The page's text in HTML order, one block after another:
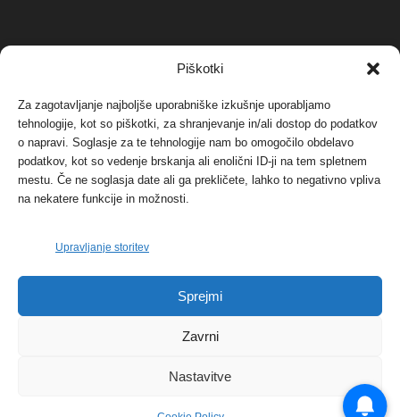
Piškotki
Za zagotavljanje najboljše uporabniške izkušnje uporabljamo
tehnologije, kot so piškotki, za shranjevanje in/ali dostop do podatkov
o napravi. Soglasje za te tehnologije nam bo omogočilo obdelavo
podatkov, kot so vedenje brskanja ali enolični ID-ji na tem spletnem
mestu. Če ne soglasja date ali ga prekličete, lahko to negativno vpliva
na nekatere funkcije in možnosti.
Upravljanje storitev
Sprejmi
Zavrni
Nastavitve
NAJBOLJ KOMENTIRANO
Protest proti vetrnim elektrarnam na Ojstrici, v
svetu pa vedno bolj...
Dogodki 12. maja, 2017
Tožilstvo v Celovcu v korist elektrarnam
Verbund
FOTO: Razstava cvetličarskega mojstra Andreja
Dogodki 27. novembra, 2017